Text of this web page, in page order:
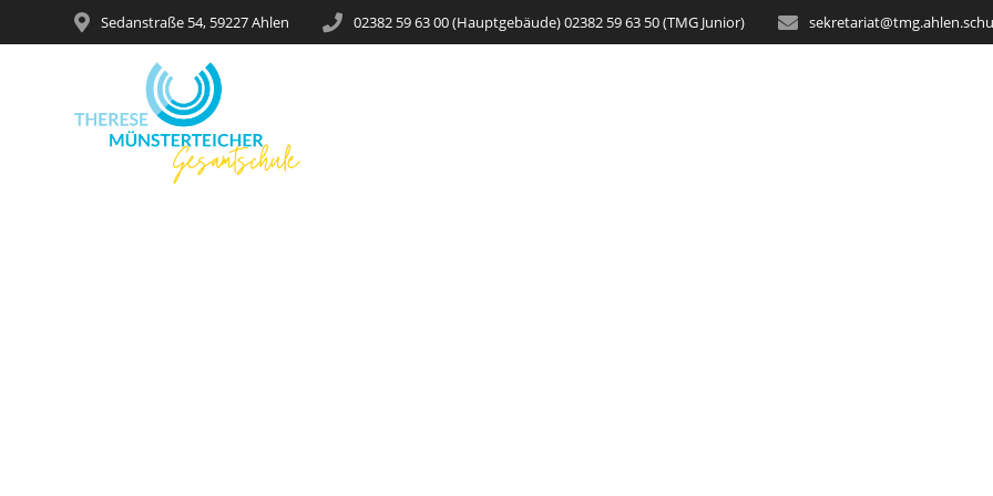
Sedanstraße 54, 59227 Ahlen 02382 59 63 00 (Hauptgebäude) 02382 59 63 50 (TMG Junior)